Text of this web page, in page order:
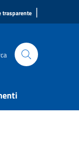
trasparente |